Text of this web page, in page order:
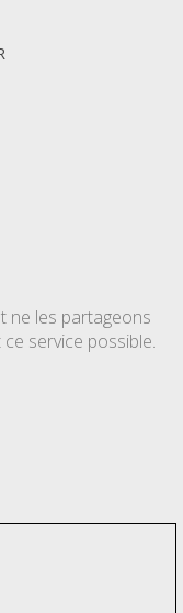
ne les partageons
service possible.